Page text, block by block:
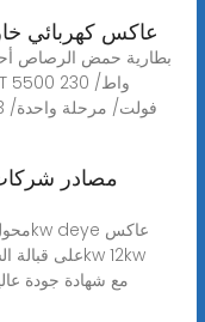
عاكس كهربائي
مصادر